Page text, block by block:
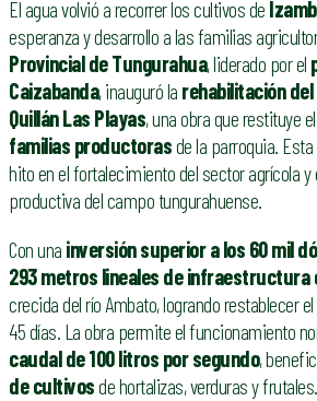
El agua volvió a recorrer los cultivos de
esperanza y desarrollo a las familias
Provincial de Tungurahua, liderado por el
Caizabanda, inauguró la rehabilitación del
Quillán Las Playas, una obra que restituye
familias productorasde la parroquia.
hito en el fortalecimiento del sector agrícola y
productiva del campo tungurahuense.
Con una inversión superior a los 60 mil
293 metros lineales de infraestructura
crecida del río Ambato, logrando restablecer
45 días. La obra permite el funcionamiento
caudal de 100 litros por segundo,
de cultivosde hortalizas, verduras y frutales.